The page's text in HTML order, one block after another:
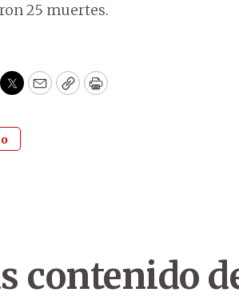
25 muertes.
Twitter
EmailCopyPrint
contenido